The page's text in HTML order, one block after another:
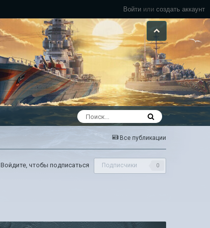
Войти или создать аккаунт
Все публикации
Войдите, чтобы подписаться Подписчики 0